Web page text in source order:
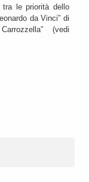
tra le priorità dello
da Vinci” di
(vedi